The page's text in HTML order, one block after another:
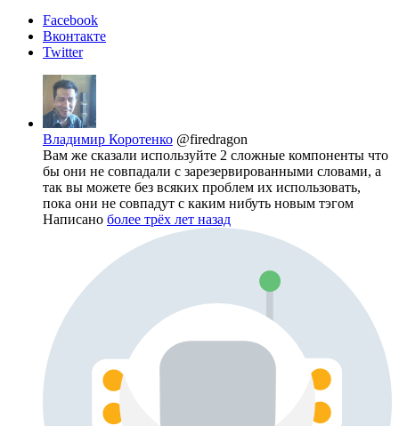
Facebook
Вконтакте
Twitter
Владимир Коротенко @firedragon
Вам же сказали используйте 2 сложные компоненты что
бы они не совпадали с зарезервированными словами, а
так вы можете без всяких проблем их использовать,
пока они не совпадут с каким нибуть новым тэгом
Написано более трёх лет назад